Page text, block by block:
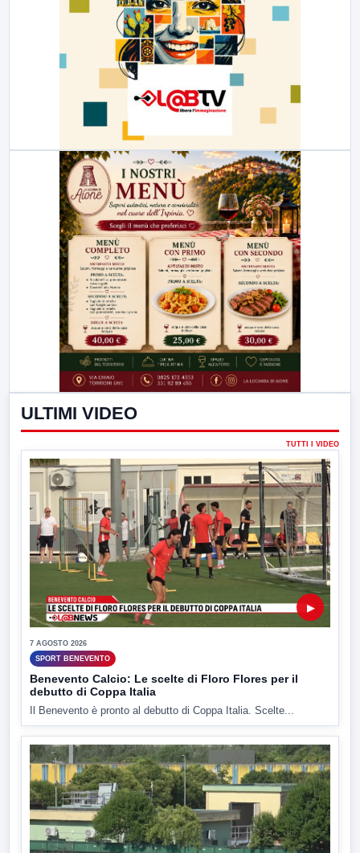
ULTIMI VIDEO
TUTTI I VIDEO
▶
7 AGOSTO 2026
SPORT BENEVENTO
Benevento Calcio: Le scelte di Floro Flores per il
debutto di Coppa Italia
Il Benevento è pronto al debutto di Coppa Italia. Scelte...